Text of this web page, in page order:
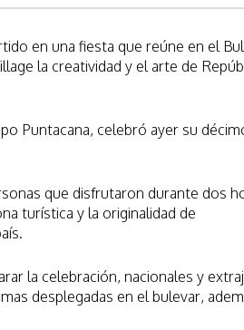
en una fiesta que reúne en el
la creatividad y el arte de
Puntacana, celebró ayer su
que disfrutaron durante dos
turística y la originalidad de
la celebración, nacionales y
desplegadas en el bulevar,